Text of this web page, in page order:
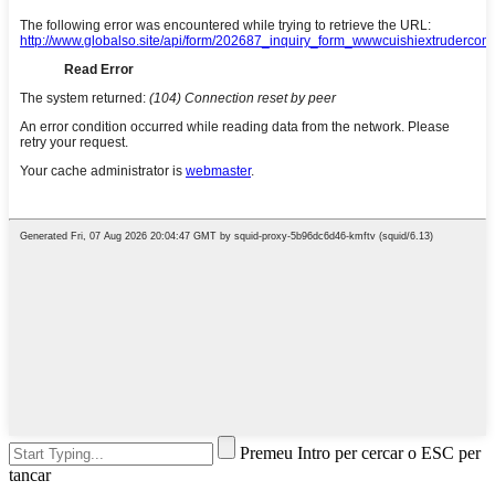
Premeu Intro per cercar o ESC per
tancar